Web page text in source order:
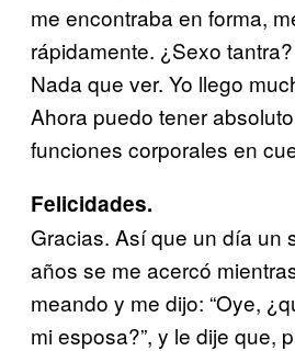
me encontraba en forma,
rápidamente. ¿Sexo
Nada que ver. Yo llego
Ahora puedo tener
funciones corporales en
Felicidades.
Gracias. Así que un día un
años se me acercó
meando y me dijo: “Oye,
mi esposa?”, y le dije que,